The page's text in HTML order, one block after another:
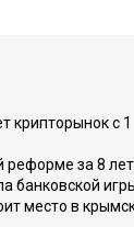
крипторынок с 1
реформе за 8
банковской
место в